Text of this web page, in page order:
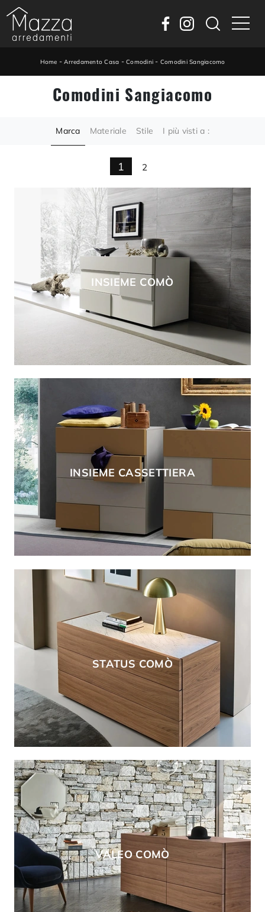
Home -Arredamento Casa - Comodini - Comodini Sangiacomo
Comodini Sangiacomo
Marca Materiale Stile I più visti a :
1 2
INSIEME COMÒ
INSIEME CASSETTIERA
STATUS COMÒ
VALEO COMÒ